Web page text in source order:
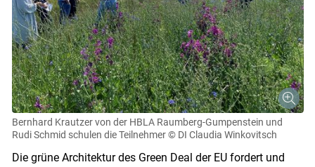
Bernhard Krautzer von der HBLA Raumberg-Gumpenstein und
Rudi Schmid schulen die Teilnehmer © DI Claudia Winkovitsch
Die grüne Architektur des Green Deal der EU fordert und